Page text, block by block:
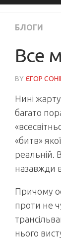
БЛОГИ
Все
BY ЄГОР
Нині
багато
«битв»
реальній.
назавжди
Причому
проти не
нього